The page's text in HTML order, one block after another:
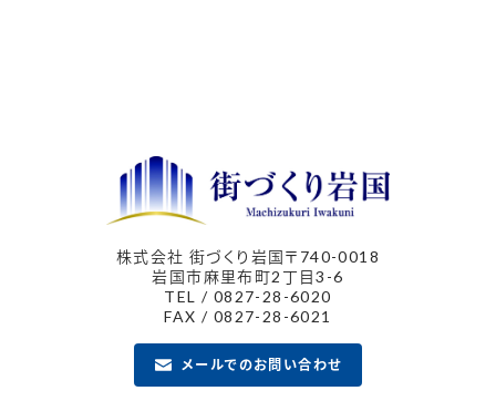
株式会社 街づくり岩国〒740-0018
岩国市麻里布町2丁目3-6
TEL / 0827-28-6020
FAX / 0827-28-6021
メールでのお問い合わせ